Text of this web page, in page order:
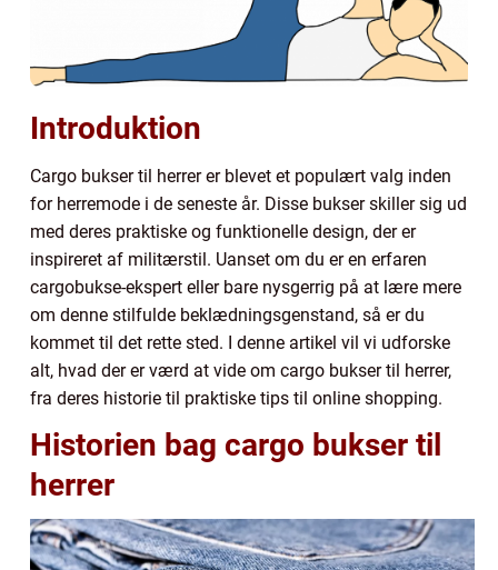
Introduktion
Cargo bukser til herrer er blevet et populært valg inden
for herremode i de seneste år. Disse bukser skiller sig ud
med deres praktiske og funktionelle design, der er
inspireret af militærstil. Uanset om du er en erfaren
cargobukse-ekspert eller bare nysgerrig på at lære mere
om denne stilfulde beklædningsgenstand, så er du
kommet til det rette sted. I denne artikel vil vi udforske
alt, hvad der er værd at vide om cargo bukser til herrer,
fra deres historie til praktiske tips til online shopping.
Historien bag cargo bukser til
herrer